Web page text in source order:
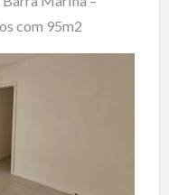
com 95m2